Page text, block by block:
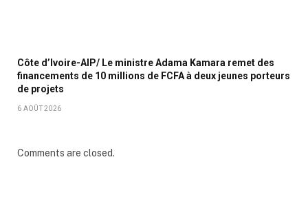
Côte d’Ivoire-AIP/ Le ministre Adama Kamara remet des
financements de 10 millions de FCFA à deux jeunes porteurs
de projets
6 AOÛT 2026
Comments are closed.